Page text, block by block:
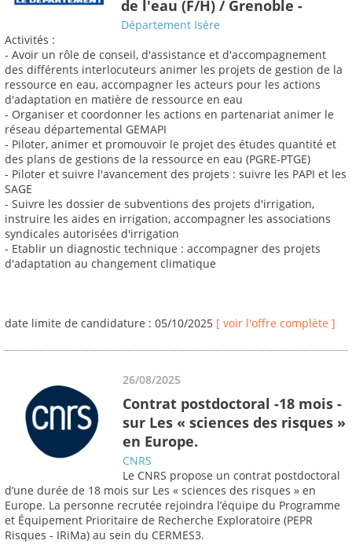
de l'eau (F/H) / Grenoble -
Département Isère
Activités :
- Avoir un rôle de conseil, d'assistance et d'accompagnement
des différents interlocuteurs animer les projets de gestion de la
ressource en eau, accompagner les acteurs pour les actions
d'adaptation en matière de ressource en eau
- Organiser et coordonner les actions en partenariat animer le
réseau départemental GEMAPI
- Piloter, animer et promouvoir le projet des études quantité et
des plans de gestions de la ressource en eau (PGRE-PTGE)
- Piloter et suivre l'avancement des projets : suivre les PAPI et les
SAGE
- Suivre les dossier de subventions des projets d'irrigation,
instruire les aides en irrigation, accompagner les associations
syndicales autorisées d'irrigation
- Etablir un diagnostic technique : accompagner des projets
d'adaptation au changement climatique
date limite de candidature : 05/10/2025 [ voir l'offre complète ]
26/08/2025
Contrat postdoctoral -18 mois -
sur Les « sciences des risques »
en Europe.
CNRS
Le CNRS propose un contrat postdoctoral
d’une durée de 18 mois sur Les « sciences des risques » en
Europe. La personne recrutée rejoindra l’équipe du Programme
et Équipement Prioritaire de Recherche Exploratoire (PEPR
Risques - IRiMa) au sein du CERMES3.